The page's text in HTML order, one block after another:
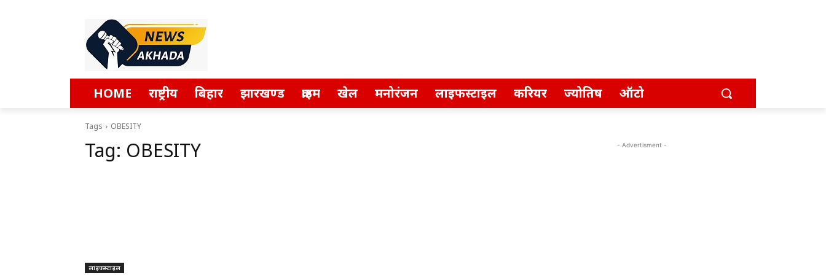
HOME राष्ट्रीय बिहार झारखण्ड क्राइम खेल मनोरंजन लाइफस्टाइल करियर ज्योतिष ऑटो
Tags OBESITY
Tag: OBESITY
लाइफस्टाइल
- Advertisment -